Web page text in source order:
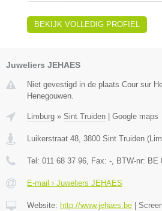
BEKIJK VOLLEDIG PROFIEL
Juweliers JEHAES
Niet gevestigd in de plaats Cour sur
Henegouwen.
Limburg » Sint Truiden Google maps
Luikerstraat 48, 3800 Sint Truiden (
Tel: 011 68 37 96, Fax: -, BTW-nr: BE
E-mail › Juweliers JEHAES
Website: http://www.jehaes.be